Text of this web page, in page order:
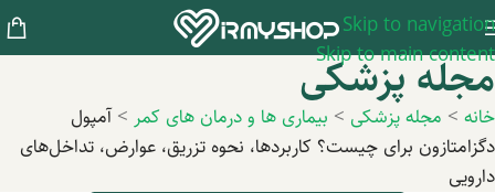
Skip to navigation
Skip to main content
مجله پزشکی
خانه > مجله پزشکی > بیماری ها و درمان های کمر >آمپول
دگزامتازون برای چیست؟ کاربردها، نحوه تزریق، عوارض، تداخل‌های
دارویی